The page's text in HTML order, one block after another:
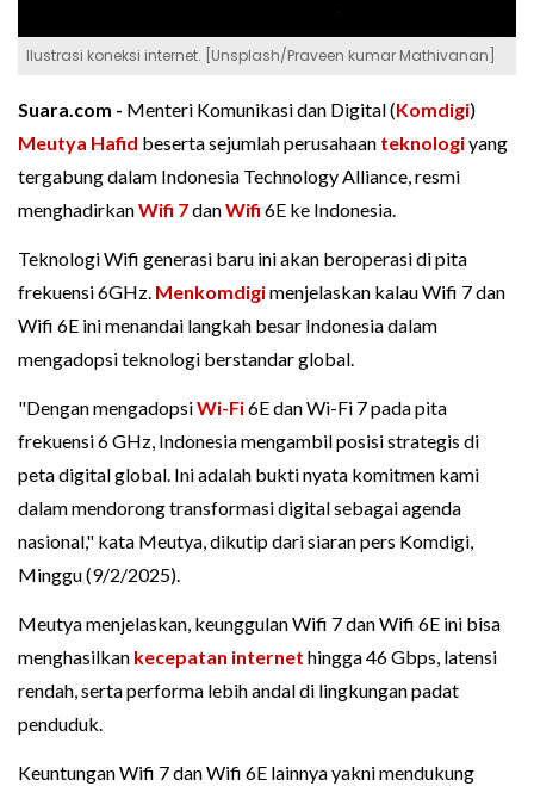
Ilustrasi koneksi internet. [Unsplash/Praveen kumar Mathivanan]
Suara.com - Menteri Komunikasi dan Digital (Komdigi)
Meutya Hafid beserta sejumlah perusahaan teknologiyang
tergabung dalam Indonesia Technology Alliance, resmi
menghadirkanWifi 7danWifi 6E ke Indonesia.
Teknologi Wifi generasi baru ini akan beroperasi di pita
frekuensi 6GHz. Menkomdigimenjelaskan kalau Wifi 7 dan
Wifi 6E ini menandai langkah besar Indonesia dalam
mengadopsi teknologi berstandar global.
"Dengan mengadopsiWi-Fi6E dan Wi-Fi 7 pada pita
frekuensi 6 GHz, Indonesia mengambil posisi strategis di
peta digital global. Ini adalah bukti nyata komitmen kami
dalam mendorong transformasi digital sebagai agenda
nasional," kata Meutya, dikutip dari siaran pers Komdigi,
Minggu (9/2/2025).
Meutya menjelaskan, keunggulan Wifi 7 dan Wifi 6E ini bisa
menghasilkan kecepatan internet hingga 46 Gbps, latensi
rendah, serta performa lebih andal di lingkungan padat
penduduk.
Keuntungan Wifi 7 dan Wifi 6E lainnya yakni mendukung